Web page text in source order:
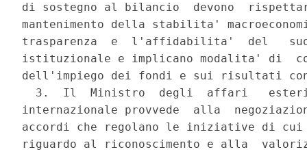
di sostegno al bilancio  devono
mantenimento della stabilita'
trasparenza  e  l'affidabilita'  del
istituzionale e implicano modalita' di
dell'impiego dei fondi e sui risultati
3.  Il  Ministro  degli  affari
internazionale provvede  alla
accordi che regolano le iniziative di
riguardo al riconoscimento e alla